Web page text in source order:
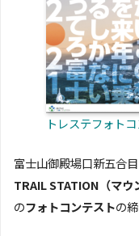
トレステフォト
富士山御殿場口新五合
TRAIL STATION（マウ
のフォトコンテストの